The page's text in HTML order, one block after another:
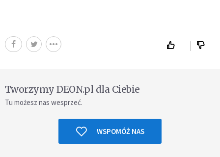
Tworzymy DEON.pl dla Ciebie
Tu możesz nas wesprzeć.
WSPOMÓŻ NAS